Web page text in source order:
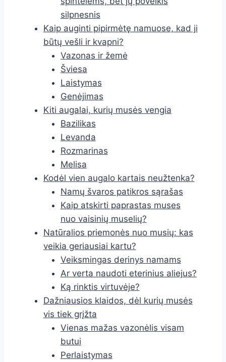
silpnesnis
Kaip auginti pipirmėtę namuose, kad ji
būtų vešli ir kvapni?
Vazonas ir žemė
Šviesa
Laistymas
Genėjimas
Kiti augalai, kurių musės vengia
Bazilikas
Levanda
Rozmarinas
Melisa
Kodėl vien augalo kartais neužtenka?
Namų švaros patikros sąrašas
Kaip atskirti paprastas muses
nuo vaisinių muselių?
Natūralios priemonės nuo musių: kas
veikia geriausiai kartu?
Veiksmingas derinys namams
Ar verta naudoti eterinius aliejus?
Ką rinktis virtuvėje?
Dažniausios klaidos, dėl kurių musės
vis tiek grįžta
Vienas mažas vazonėlis visam
butui
Perlaistymas